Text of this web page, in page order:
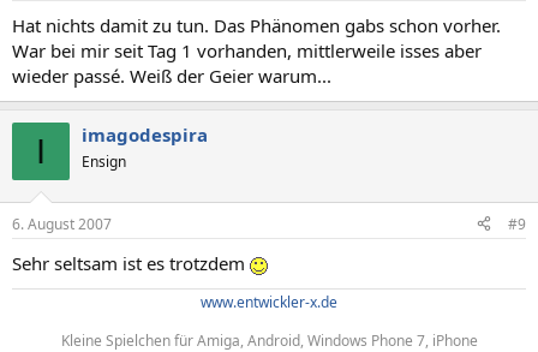
Hat nichts damit zu tun. Das Phänomen gabs schon vorher.
War bei mir seit Tag 1 vorhanden, mittlerweile isses aber
wieder passé. Weiß der Geier warum...
I imagodespira
Ensign
6. August 2007 #9
Sehr seltsam ist es trotzdem
www.entwickler-x.de
Kleine Spielchen für Amiga, Android, Windows Phone 7, iPhone​